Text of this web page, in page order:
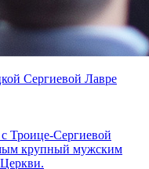
Сергиевой Лавре
Троице-Сергиевой
крупный мужским